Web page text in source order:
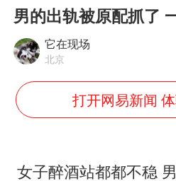
“立秋的
江苏发
男的出轨被原配抓了
它在现场
北京
打开网易新闻
女子醉酒站都都不稳